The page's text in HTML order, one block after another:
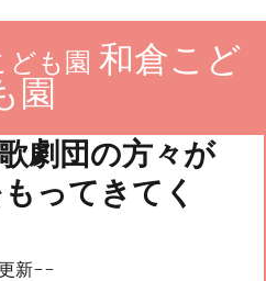
ども園 和倉こど
園
劇団の方々が
ってきてく
新--